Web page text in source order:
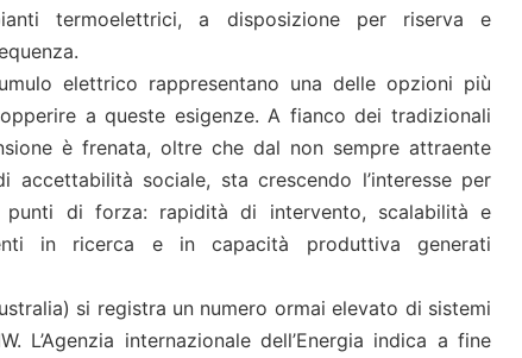
termoelettrici, a disposizione per riserva e
elettrico rappresentano una delle opzioni più
a queste esigenze. A fianco dei tradizionali
è frenata, oltre che dal non sempre attraente
accettabilità sociale, sta crescendo l’interesse per
punti di forza: rapidità di intervento, scalabilità e
in ricerca e in capacità produttiva generati
si registra un numero ormai elevato di sistemi
internazionale dell’Energia indica a fine